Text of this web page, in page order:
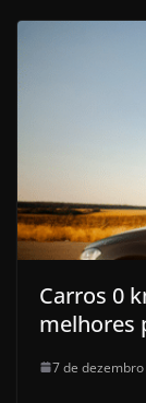
Carros 0
melhores
7 de